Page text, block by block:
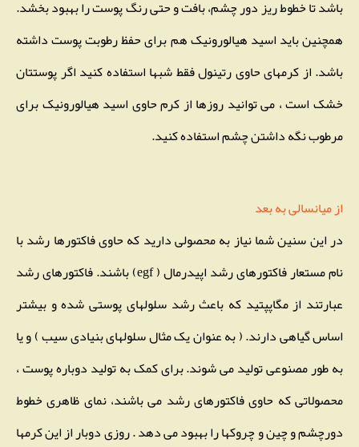
باشد تا خطوط ریز دور چشم، بافت و حتی رنگ پوست را بهبود بخشد.
همچنین باید اسید هیالورونیک هم برای حفظ رطوبت پوست داشته
باشد. از کرمهای حاوی رتینول فقط شبها استفاده کنید اگر پوستتان
خشک است ، می توانید روزها از کرم حاوی اسید هیالورونیک برای
مرطوب نگه داشتن چشم استفاده کنید.
از میانسالی به بعد
در این سنین شما نیاز به محصولی دارید که حاوی فاکتورها رشد با
نام مستعار فاکتورهای رشد اپیدرمال ( egf) باشند. فاکتورهای رشد
عبارتند از مگاپپتید که باعث رشد سلولهای پوستی شده و بیشتر
اساس گیاهی دارند. ( به عنوان یک مثال سلولهای بنیادی سیب ) و یا
به طور مصنوعی تولید می شوند. برای کمک به تولید دوباره پوست ،
محصولاتی که حاوی فاکتورهای رشد می باشند، نمای ظاهری خطوط
دورچشم و چین و چروکها را بهبود می دهد . روزی دوبار از این کرمها